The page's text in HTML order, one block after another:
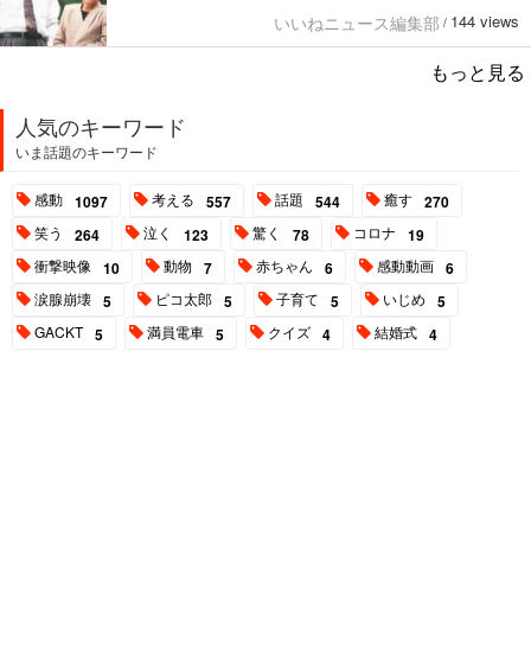
いいねニュース編集部 / 144 views
もっと見る
人気のキーワード
いま話題のキーワード
感動 1097 考える 557 話題 544 癒す 270
笑う 264 泣く 123 驚く 78 コロナ 19
衝撃映像 10 動物 7 赤ちゃん 6 感動動画 6
涙腺崩壊 5 ピコ太郎 5 子育て 5 いじめ 5
GACKT 5 満員電車 5 クイズ 4 結婚式 4